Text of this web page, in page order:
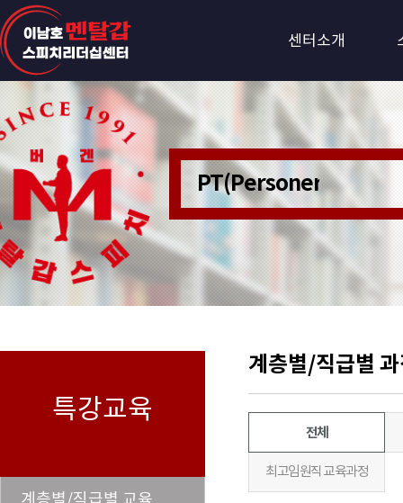
센터소개
PT(Personer
특강교육
계층별/직급별
전체
최고임원직 교육과정